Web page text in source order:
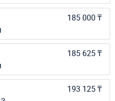
185 000 ₸
185 625 ₸
193 125 ₸